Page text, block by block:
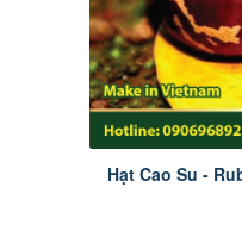
Hạt Cao Su -